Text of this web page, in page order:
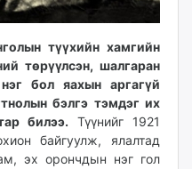
түүхийн хамгийн
төрүүлсэн, шалгаран
бол яахын аргагүй
бэлгэ тэмдэг их
билээ. Түүнийг 1921
байгуулж, ялалтад
эх орончдын нэг гол